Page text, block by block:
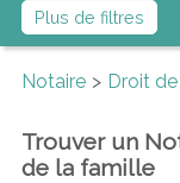
Plus de filtres
Notaire Droit
Trouver un
de la famille